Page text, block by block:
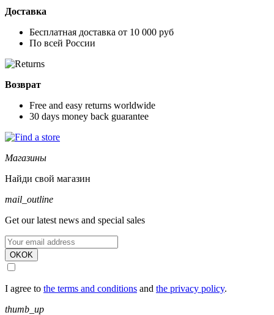
Доставка
Бесплатная доставка от 10 000 руб
По всей России
Возврат
Free and easy returns worldwide
30 days money back guarantee
Магазины
Найди свой магазин
mail_outline
Get our latest news and special sales
OKOK
I agree to the terms and conditions and the privacy policy.
thumb_up